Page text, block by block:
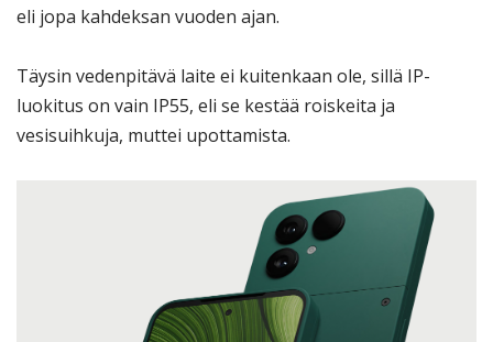
eli jopa kahdeksan vuoden ajan.
Täysin vedenpitävä laite ei kuitenkaan ole, sillä IP-
luokitus on vain IP55, eli se kestää roiskeita ja
vesisuihkuja, muttei upottamista.